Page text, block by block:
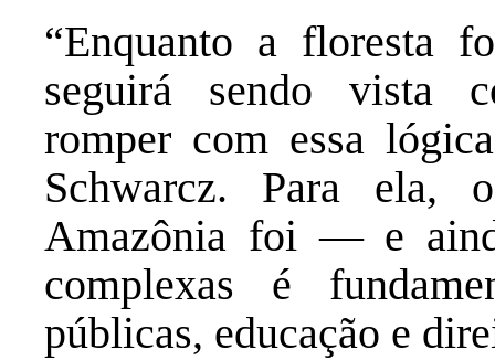
“Enquanto a floresta
seguirá sendo vista
romper com essa
Schwarcz. Para ela,
Amazônia foi — e
complexas é
públicas, educação e